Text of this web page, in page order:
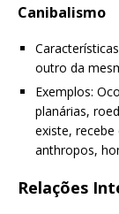
Canibalismo
outro da
Exemplos:
planárias,
existe,
anthropos,
Relações